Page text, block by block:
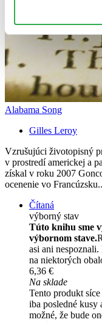
Alabama Song
Gilles Leroy
Vzrušujúci životopisný
v prostredí americkej a
získal v roku 2007
ocenenie vo
Čítaná
výborný stav
Túto knihu sme
výbornom stave.
asi ani
na niektorých
6,36 €
Na sklade
Tento produkt
iba posledné kusy
možné, že bude